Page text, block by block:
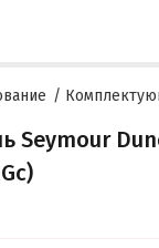
Seymour